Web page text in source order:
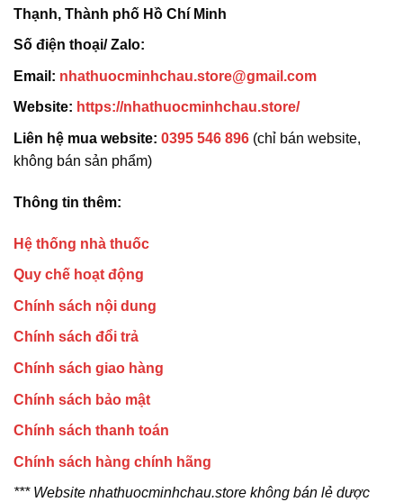
Thạnh, Thành phố Hồ Chí Minh
Số điện thoại/ Zalo:
Email: nhathuocminhchau.store@gmail.com
Website: https://nhathuocminhchau.store/
Liên hệ mua website: 0395 546 896 (chỉ bán website,
không bán sản phẩm)
Thông tin thêm:
Hệ thống nhà thuốc
Quy chế hoạt động
Chính sách nội dung
Chính sách đổi trả
Chính sách giao hàng
Chính sách bảo mật
Chính sách thanh toán
Chính sách hàng chính hãng
*** Website nhathuocminhchau.store không bán lẻ dược